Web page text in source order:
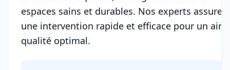
espaces sains et durables. Nos experts
une intervention rapide et efficace pour un air
qualité optimal.